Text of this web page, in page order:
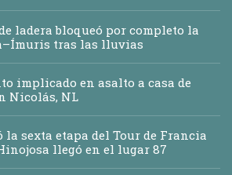
ladera bloqueó por completo la
tras las lluvias
implicado en asalto a casa de
Nicolás, NL
la sexta etapa del Tour de Francia
llegó en el lugar 87